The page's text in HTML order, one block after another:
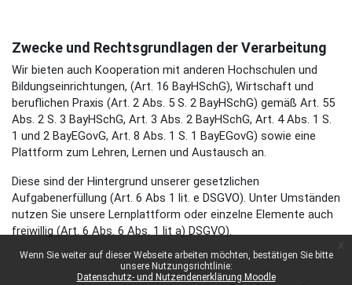
Wenn Sie weiter auf dieser Webseite arbeiten möchten, bestätigen Sie bitte
unsere Nutzungsrichtlinie:
Datenschutz- und Nutzendenerklärung Moodle
Zwecke und Rechtsgrundlagen der Verarbeitung
Wir bieten auch Kooperation mit anderen Hochschulen und
Bildungseinrichtungen, (Art. 16 BayHSchG), Wirtschaft und
beruflichen Praxis (Art. 2 Abs. 5 S. 2 BayHSchG) gemäß Art. 55
Abs. 2 S. 3 BayHSchG, Art. 3 Abs. 2 BayHSchG, Art. 4 Abs. 1 S.
1 und 2 BayEGovG, Art. 8 Abs. 1 S. 1 BayEGovG) sowie eine
Plattform zum Lehren, Lernen und Austausch an.
Diese sind der Hintergrund unserer gesetzlichen
Aufgabenerfüllung (Art. 6 Abs 1 lit. e DSGVO). Unter Umständen
nutzen Sie unsere Lernplattform oder einzelne Elemente auch
freiwillig (Art. 6 Abs. 6 Abs. 1 lit a) DSGVO).